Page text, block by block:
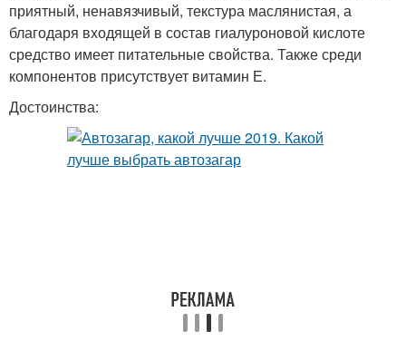
приятный, ненавязчивый, текстура маслянистая, а
благодаря входящей в состав гиалуроновой кислоте
средство имеет питательные свойства. Также среди
компонентов присутствует витамин Е.
Достоинства: